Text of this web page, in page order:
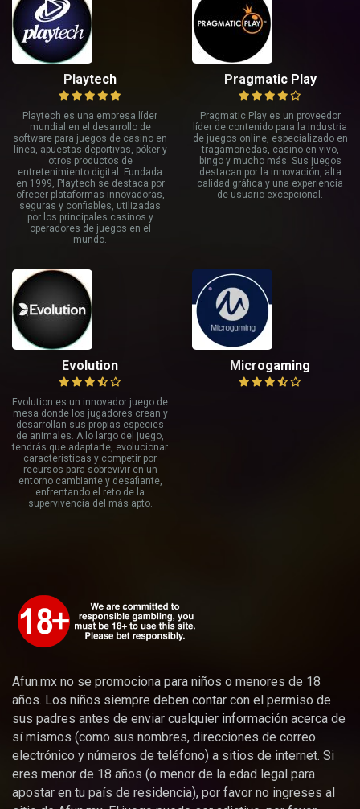
Playtech
Playtech es una empresa líder
mundial en el desarrollo de
software para juegos de casino en
línea, apuestas deportivas, póker y
otros productos de
entretenimiento digital. Fundada
en 1999, Playtech se destaca por
ofrecer plataformas innovadoras,
seguras y confiables, utilizadas
por los principales casinos y
operadores de juegos en el
mundo.
Pragmatic Play
Pragmatic Play es un proveedor
líder de contenido para la industria
de juegos online, especializado en
tragamonedas, casino en vivo,
bingo y mucho más. Sus juegos
destacan por la innovación, alta
calidad gráfica y una experiencia
de usuario excepcional.
Evolution
Evolution es un innovador juego de
mesa donde los jugadores crean y
desarrollan sus propias especies
de animales. A lo largo del juego,
tendrás que adaptarte, evolucionar
características y competir por
recursos para sobrevivir en un
entorno cambiante y desafiante,
enfrentando el reto de la
supervivencia del más apto.
Microgaming
Afun.mx no se promociona para niños o menores de 18
años. Los niños siempre deben contar con el permiso de
sus padres antes de enviar cualquier información acerca de
sí mismos (como sus nombres, direcciones de correo
electrónico y números de teléfono) a sitios de internet. Si
eres menor de 18 años (o menor de la edad legal para
apostar en tu país de residencia), por favor no ingreses al